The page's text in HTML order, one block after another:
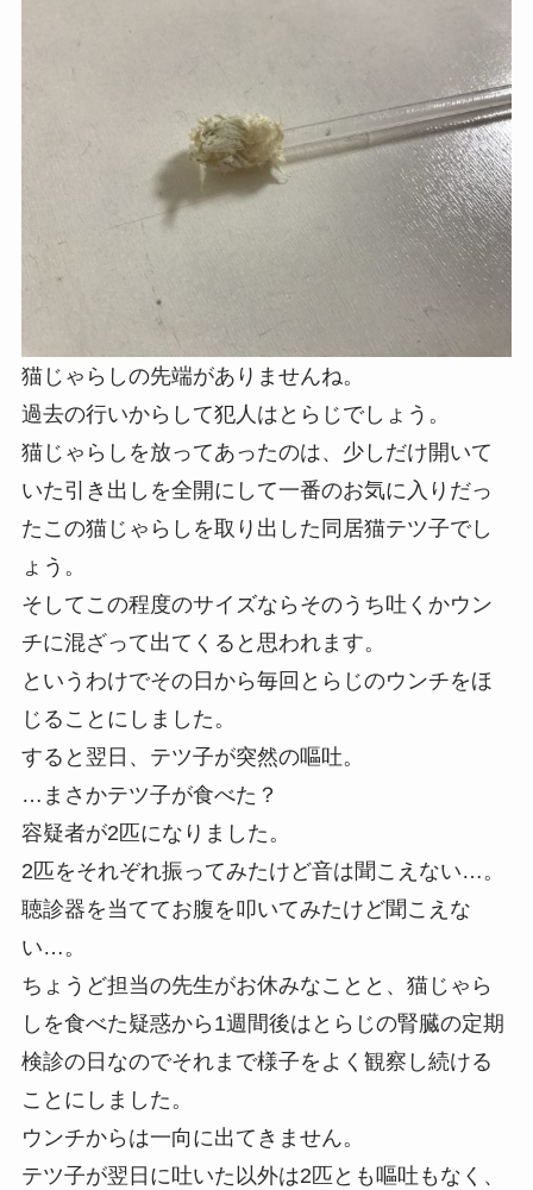
猫じゃらしの先端がありませんね。
過去の行いからして犯人はとらじでしょう。
猫じゃらしを放ってあったのは、少しだけ開いて
いた引き出しを全開にして一番のお気に入りだっ
たこの猫じゃらしを取り出した同居猫テツ子でし
ょう。
そしてこの程度のサイズならそのうち吐くかウン
チに混ざって出てくると思われます。
というわけでその日から毎回とらじのウンチをほ
じることにしました。
すると翌日、テツ子が突然の嘔吐。
…まさかテツ子が食べた？
容疑者が2匹になりました。
2匹をそれぞれ振ってみたけど音は聞こえない…。
聴診器を当ててお腹を叩いてみたけど聞こえな
い…。
ちょうど担当の先生がお休みなことと、猫じゃら
しを食べた疑惑から1週間後はとらじの腎臓の定期
検診の日なのでそれまで様子をよく観察し続ける
ことにしました。
ウンチからは一向に出てきません。
テツ子が翌日に吐いた以外は2匹とも嘔吐もなく、